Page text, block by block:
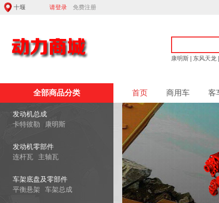
请登录 免费注册
康明斯 东风天龙
全部商品分类
发动机总成
卡特彼勒
康明斯
发动机零部件
连杆瓦
主轴瓦
车架底盘及零部件
平衡悬架
车架总成
首页 商用车 客